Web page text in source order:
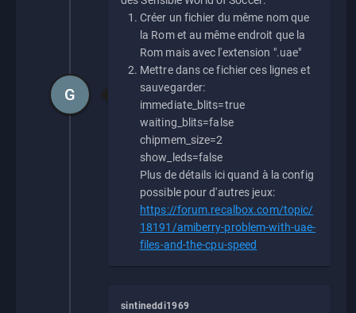
Créer un fichier du même nom que
la Rom et au même endroit que la
Rom mais avec l'extension ".uae"
Mettre dans ce fichier ces lignes et
sauvegarder:
immediate_blits=true
waiting_blits=false
chipmem_size=2
show_leds=false
Plus de détails ici quand à la config
possible pour d'autres jeux:
https://forum.recalbox.com/topic/
18191/amiberry-problem-with-uae-
files-and-the-cpu-speed
G
sintineddi1969